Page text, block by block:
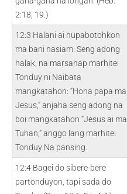
2:18, 19.)
12:3 Halani ai hupabotohkon
ma bani nasiam: Seng adong
halak, na marsahap marhitei
Tonduy ni Naibata
mangkatahon: “Hona papa ma
Jesus,” anjaha seng adong na
boi mangkatahon “Jesus ai ma
Tuhan,” anggo lang marhitei
Tonduy Na pansing.
12:4 Bagei do sibere-bere
partonduyon, tapi sada do